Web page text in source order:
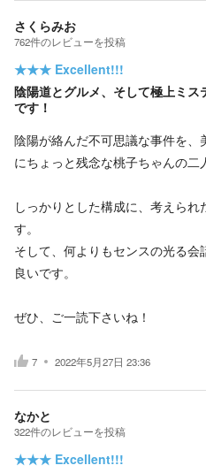
さくらみお
762件のレビューを投稿
★★★ Excellent!!!
陰陽道とグルメ、そして極上ミ
です！
陰陽が絡んだ不可思議な事件を
にちょっと残念な桃子ちゃんの二
しっかりとした構成に、考えら
す。
そして、何よりもセンスの光る
良いです。
ぜひ、ご一読下さいね！
7 2022年5月27日 23:36
なかと
322件のレビューを投稿
★★★ Excellent!!!